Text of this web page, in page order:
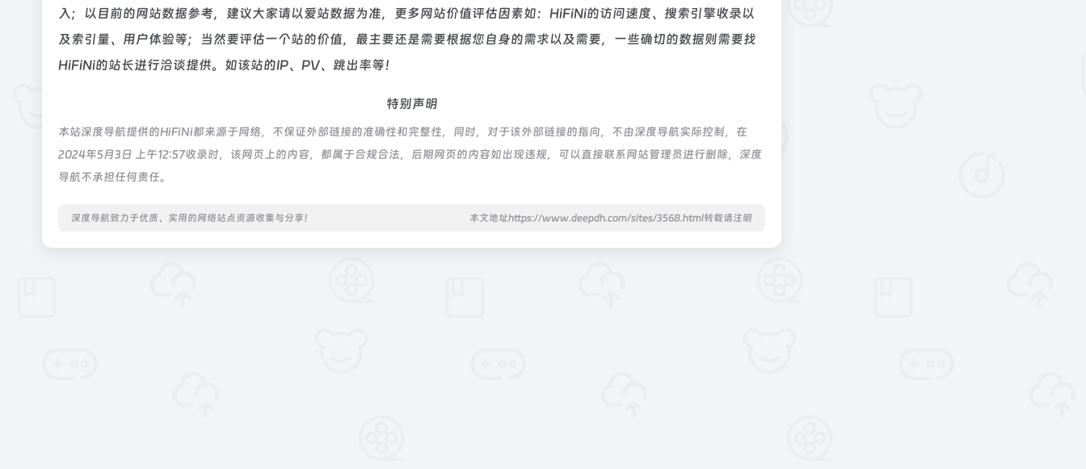
入；以目前的网站数据参考，建议大家请以爱站数据为准，更多网站价值评估因素如：HiFiNi的访问速度、搜索引擎收录以
及索引量、用户体验等；当然要评估一个站的价值，最主要还是需要根据您自身的需求以及需要，一些确切的数据则需要找
HiFiNi的站长进行洽谈提供。如该站的IP、PV、跳出率等！
特别声明
本站深度导航提供的HiFiNi都来源于网络，不保证外部链接的准确性和完整性，同时，对于该外部链接的指向，不由深度导航实际控制，在
2024年5月3日 上午12:57收录时，该网页上的内容，都属于合规合法，后期网页的内容如出现违规，可以直接联系网站管理员进行删除，深度
导航不承担任何责任。
深度导航致力于优质、实用的网络站点资源收集与分享！ 本文地址https://www.deepdh.com/sites/3568.html转载请注明